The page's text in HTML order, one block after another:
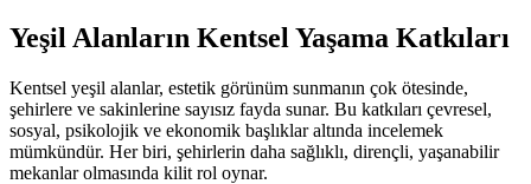
Yeşil Alanların Kentsel Yaşama Katkıları
Kentsel yeşil alanlar, estetik görünüm sunmanın çok ötesinde,
şehirlere ve sakinlerine sayısız fayda sunar. Bu katkıları çevresel,
sosyal, psikolojik ve ekonomik başlıklar altında incelemek
mümkündür. Her biri, şehirlerin daha sağlıklı, dirençli, yaşanabilir
mekanlar olmasında kilit rol oynar.